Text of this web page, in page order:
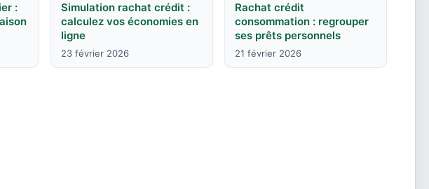
:
Simulation rachat crédit :
calculez vos économies en
ligne
23 février 2026
Rachat crédit
consommation : regrouper
ses prêts personnels
21 février 2026